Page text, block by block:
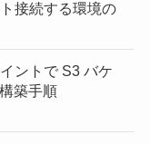
接続する環境の
ントで S3 バケ
築手順